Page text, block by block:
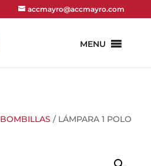
accmayro@accmayro.com
MENU
BOMBILLAS / LÁMPARA 1 POLO